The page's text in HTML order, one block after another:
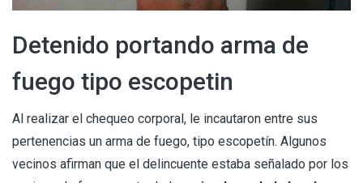
Detenido portando arma de
fuego tipo escopetin
Al realizar el chequeo corporal, le incautaron entre sus
pertenencias un arma de fuego, tipo escopetín. Algunos
vecinos afirman que el delincuente estaba señalado por los